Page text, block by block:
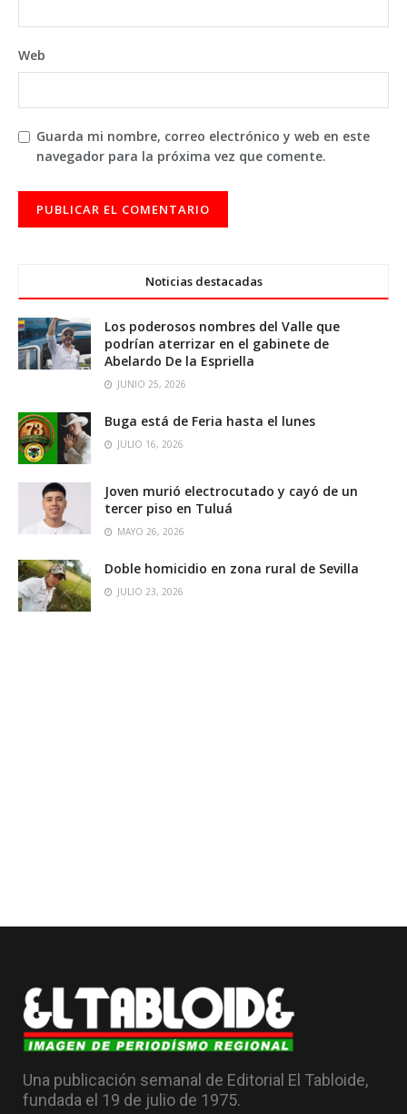
Web
Guarda mi nombre, correo electrónico y web en este
navegador para la próxima vez que comente.
Noticias destacadas
Los poderosos nombres del Valle que
podrían aterrizar en el gabinete de
Abelardo De la Espriella
JUNIO 25, 2026
Buga está de Feria hasta el lunes
JULIO 16, 2026
Joven murió electrocutado y cayó de un
tercer piso en Tuluá
MAYO 26, 2026
Doble homicidio en zona rural de Sevilla
JULIO 23, 2026
Una publicación semanal de Editorial El Tabloide,
fundada el 19 de julio de 1975.